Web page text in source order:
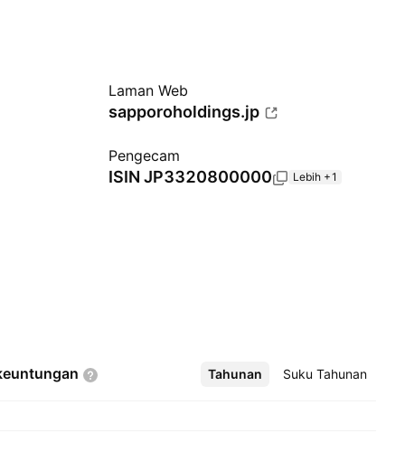
Laman Web
sapporoholdings.jp
Pengecam
ISIN JP3320800000 Lebih +1
Tahunan Suku Tahunan
Lebih